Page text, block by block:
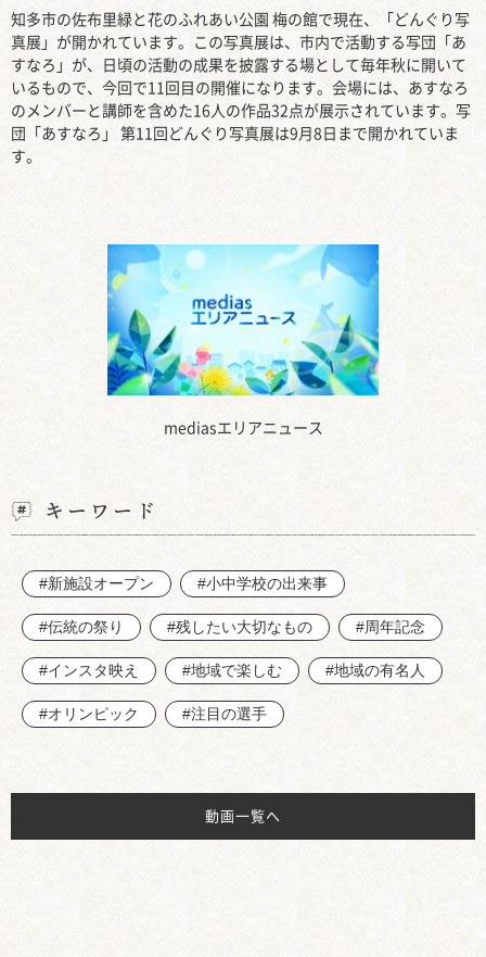
mediasエリアニュース
知多市の佐布里緑と花のふれあい公園 梅の館で現在、「どんぐり写
真展」が開かれています。この写真展は、市内で活動する写団「あ
すなろ」が、日頃の活動の成果を披露する場として毎年秋に開いて
いるもので、今回で11回目の開催になります。会場には、あすなろ
のメンバーと講師を含めた16人の作品32点が展示されています。写
団「あすなろ」 第11回どんぐり写真展は9月8日まで開かれていま
す。
キーワード
#新施設オープン #小中学校の出来事
#伝統の祭り #残したい大切なもの #周年記念
#インスタ映え #地域で楽しむ #地域の有名人
#オリンピック #注目の選手
動画一覧へ